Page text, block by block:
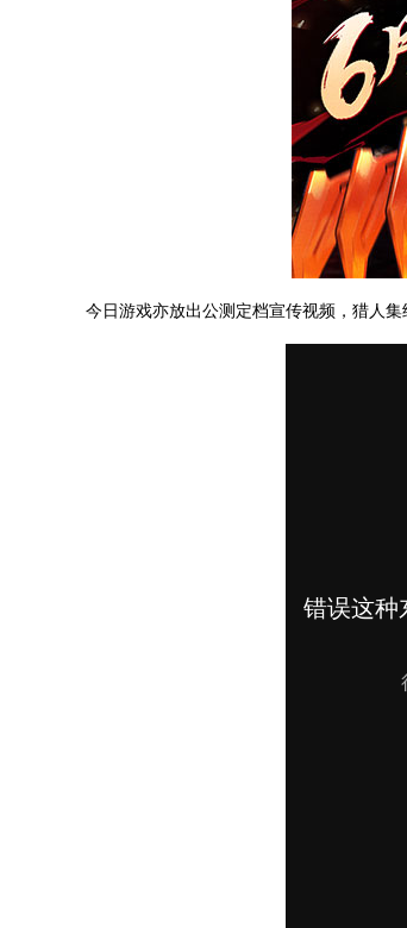
今日游戏亦放出公测定档宣传视频，猎人集